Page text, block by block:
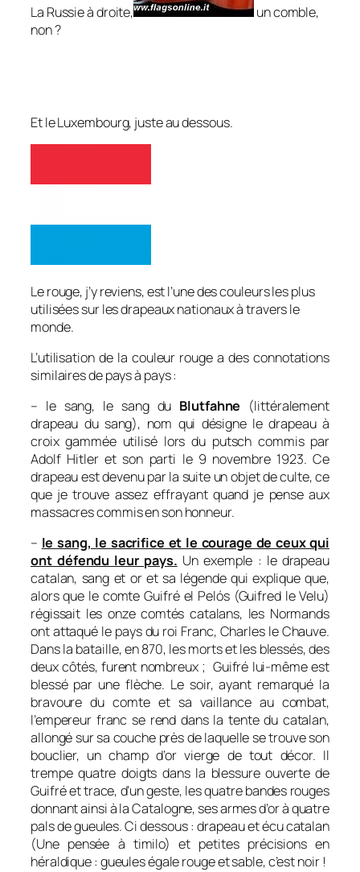
La Russie à droite,
un comble,
non ?
Et le Luxembourg, juste au dessous.
Le rouge, j’y reviens, est l’une des couleurs les plus
utilisées sur les drapeaux nationaux à travers le
monde.
L’utilisation de la couleur rouge a des connotations
similaires de pays à pays :
– le sang, le sang du Blutfahne (littéralement
drapeau du sang), nom qui désigne le drapeau à
croix gammée utilisé lors du putsch commis par
Adolf Hitler et son parti le 9 novembre 1923. Ce
drapeau est devenu par la suite un objet de culte, ce
que je trouve assez effrayant quand je pense aux
massacres commis en son honneur.
– le sang, le sacrifice et le courage de ceux qui
ont défendu leur pays. Un exemple : le drapeau
catalan, sang et or et sa légende qui explique que,
alors que le comte Guifré el Pelós (Guifred le Velu)
régissait les onze comtés catalans, les Normands
ont attaqué le pays du roi Franc, Charles le Chauve.
Dans la bataille, en 870, les morts et les blessés, des
deux côtés, furent nombreux ; Guifré lui-même est
blessé par une flèche. Le soir, ayant remarqué la
bravoure du comte et sa vaillance au combat,
l’empereur franc se rend dans la tente du catalan,
allongé sur sa couche près de laquelle se trouve son
bouclier, un champ d’or vierge de tout décor. Il
trempe quatre doigts dans la blessure ouverte de
Guifré et trace, d’un geste, les quatre bandes rouges
donnant ainsi à la Catalogne, ses armesd’or à quatre
pals de gueules. Ci dessous : drapeau et écu catalan
(Une pensée à timilo) et petites précisions en
héraldique : gueules égale rouge et sable, c’est noir !